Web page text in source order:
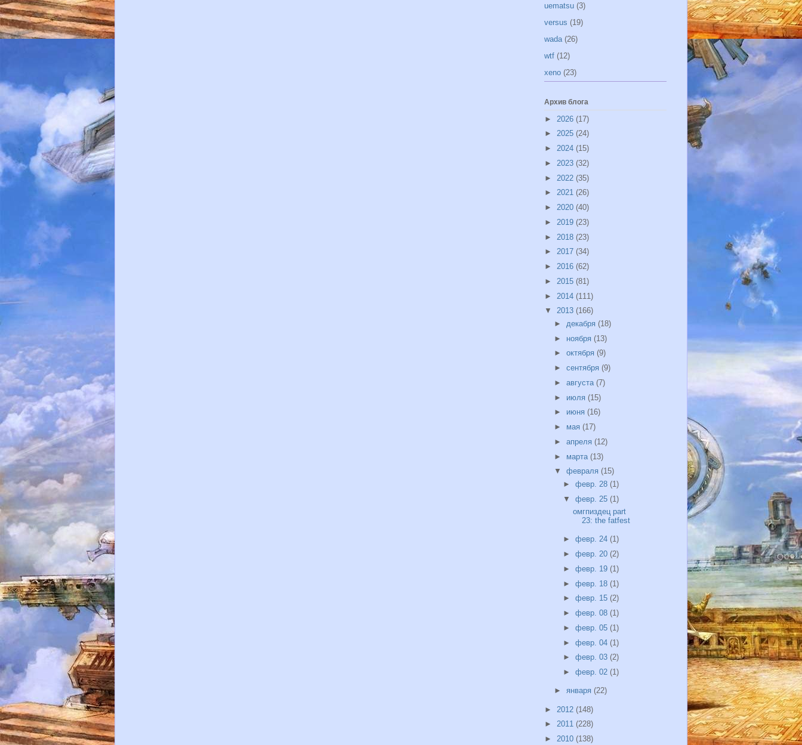
uematsu (3)
versus (19)
wada (26)
wtf (12)
xeno (23)
Архив блога
► 2026 (17)
► 2025 (24)
► 2024 (15)
► 2023 (32)
► 2022 (35)
► 2021 (26)
► 2020 (40)
► 2019 (23)
► 2018 (23)
► 2017 (34)
► 2016 (62)
► 2015 (81)
► 2014 (111)
▼ 2013 (166)
► декабря (18)
► ноября (13)
► октября (9)
► сентября (9)
► августа (7)
► июля (15)
► июня (16)
► мая (17)
► апреля (12)
► марта (13)
▼ февраля (15)
►февр. 28(1)
▼февр. 25(1)
омгпиздец part
23: the fatfest
►февр. 24(1)
►февр. 20(2)
►февр. 19(1)
►февр. 18(1)
►февр. 15(2)
►февр. 08(1)
►февр. 05(1)
►февр. 04(1)
►февр. 03(2)
►февр. 02(1)
► января (22)
► 2012 (148)
► 2011 (228)
► 2010 (138)